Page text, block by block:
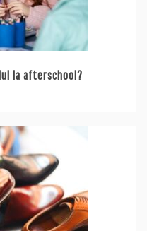
la afterschool?